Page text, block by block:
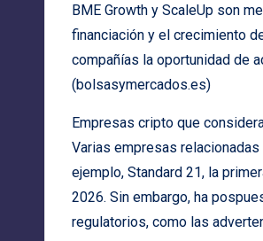
BME Growth y ScaleUp son
financiación y el crecimiento
compañías la oportunidad de
(bolsasymercados.es)
Empresas cripto que
Varias empresas
ejemplo, Standard 21, la
2026. Sin embargo, ha
regulatorios, como las